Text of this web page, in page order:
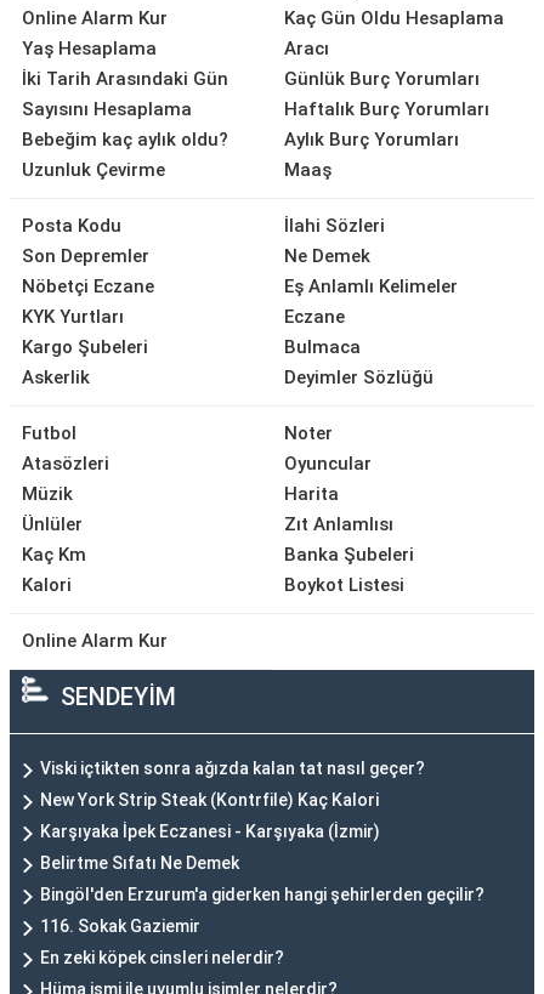
Online Alarm Kur
Yaş Hesaplama
İki Tarih Arasındaki Gün
Sayısını Hesaplama
Bebeğim kaç aylık oldu?
Uzunluk Çevirme
Kaç Gün Oldu Hesaplama
Aracı
Günlük Burç Yorumları
Haftalık Burç Yorumları
Aylık Burç Yorumları
Maaş
Posta Kodu
Son Depremler
Nöbetçi Eczane
KYK Yurtları
Kargo Şubeleri
Askerlik
İlahi Sözleri
Ne Demek
Eş Anlamlı Kelimeler
Eczane
Bulmaca
Deyimler Sözlüğü
Futbol
Atasözleri
Müzik
Ünlüler
Kaç Km
Kalori
Noter
Oyuncular
Harita
Zıt Anlamlısı
Banka Şubeleri
Boykot Listesi
Online Alarm Kur
SENDEYİM
Viski içtikten sonra ağızda kalan tat nasıl geçer?
New York Strip Steak (Kontrfile) Kaç Kalori
Karşıyaka İpek Eczanesi - Karşıyaka (İzmir)
Belirtme Sıfatı Ne Demek
Bingöl'den Erzurum'a giderken hangi şehirlerden geçilir?
116. Sokak Gaziemir
En zeki köpek cinsleri nelerdir?
Hüma ismi ile uyumlu isimler nelerdir?